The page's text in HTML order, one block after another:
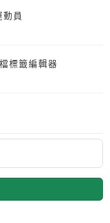
員
標籤編輯器